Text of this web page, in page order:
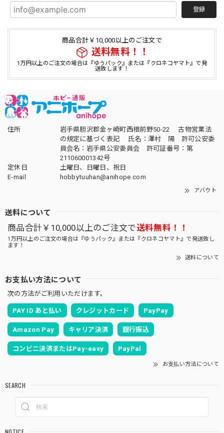
登録
商品合計￥10,000以上のご注文で
送料無料！！
1万円以上のご注文の場合は『ゆうパック』または『クロネコヤマト』で発
送致します！
住所
岩手県胆沢郡金ヶ崎町西根前野50-22 古物営業法
の規定に基づく表記 氏名：澤村 陽 許可公安委
員会名：岩手県公安委員会 許可証番号：第
211060001342号
定休日
土曜日、日曜日、祝日
E-mail
hobbytuuhan@anihope.com
アバウト
送料について
商品合計￥10,000以上のご注文で送料無料！！
1万円以上のご注文の場合は『ゆうパック』または『クロネコヤマト』で発送致し
ます！
送料について
お支払い方法について
次の方法がご利用いただけます。
PAY ID あと払い クレジットカード PayPay
Amazon Pay キャリア決済 銀行振込
コンビニ決済またはPay-easy PayPal
お支払い方法について
SEARCH